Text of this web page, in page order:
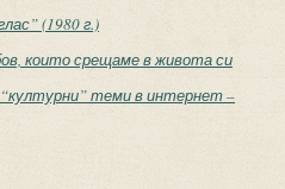
(1980 г.)
които срещаме в живота си
теми в интернет –